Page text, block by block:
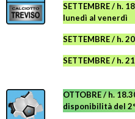
SETTEMBRE / h.
lunedì al venerdì
SETTEMBRE / h.
SETTEMBRE / h.
OTTOBRE / h.
disponibilità del